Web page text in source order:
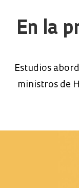
En la
Estudios
ministros de